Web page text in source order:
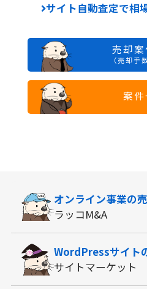
サイト自動査定で相
売却
（売却手
案
オンライン事業の
ラッコM&A
WordPressサイト
サイトマーケット